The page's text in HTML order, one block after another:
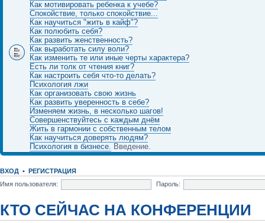
Как мотивировать ребенка к учебе?
Спокойствие, только спокойствие...
Как научиться "жить в кайф"?
Как полюбить себя?
Как развить женственность?
Как выработать силу воли?
Как изменить те или иные черты характера?
Есть ли толк от чтения книг?
Как настроить себя что-то делать?
Психология лжи
Как организовать свою жизнь
Как развить уверенность в себе?
Изменяем жизнь, в несколько шагов!
Совершенствуйтесь с каждым днём
Жить в гармонии с собственным телом
Как научиться доверять людям?
Психология в бизнесе. Введение.
ВХОД • РЕГИСТРАЦИЯ
Имя пользователя:
Пароль:
КТО СЕЙЧАС НА КОНФЕРЕНЦИИ